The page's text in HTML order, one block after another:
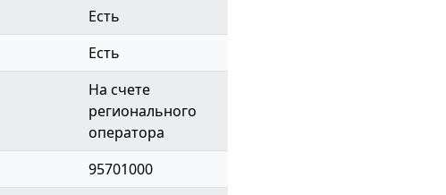
Есть
Есть
На счете
регионального
оператора
95701000